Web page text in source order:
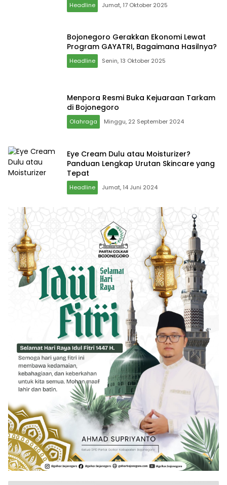
Headline Jumat, 17 Oktober 2025
Bojonegoro Gerakkan Ekonomi Lewat
Program GAYATRI, Bagaimana Hasilnya?
Headline Senin, 13 Oktober 2025
Menpora Resmi Buka Kejuaraan Tarkam
di Bojonegoro
Olahraga Minggu, 22 September 2024
Eye Cream Dulu atau Moisturizer?
Panduan Lengkap Urutan Skincare yang
Tepat
Headline Jumat, 14 Juni 2024